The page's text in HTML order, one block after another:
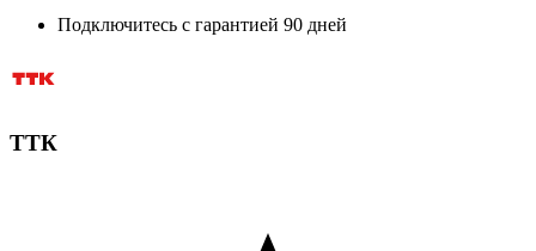
Подключитесь с гарантией 90 дней
ТТК